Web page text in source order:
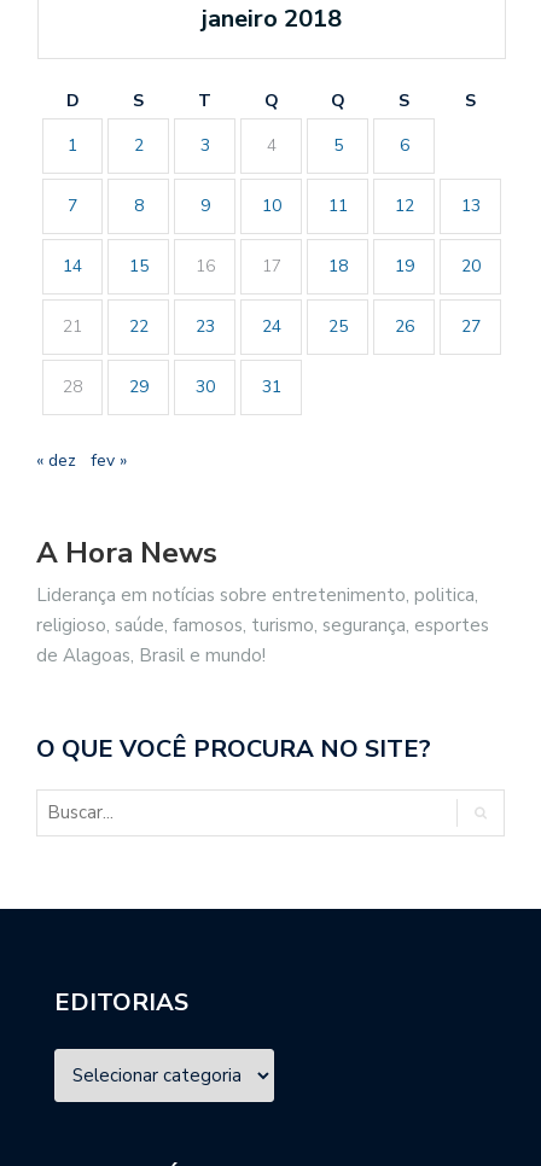
janeiro 2018
D S T Q Q S
S
1
2 3 4 5 6
7 8 9 10 11 12 13
14 15 16 17 18 19 20
21 22 23 24 25 26 27
28 29 30 31
« dez fev »
A Hora News
Liderança em notícias sobre entretenimento, politica,
religioso, saúde, famosos, turismo, segurança, esportes
de Alagoas, Brasil e mundo!
O QUE VOCÊ PROCURA NO SITE?
EDITORIAS